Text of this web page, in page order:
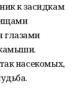
к засидкам
глазами
насекомых,